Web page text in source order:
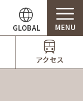
MENU
GLOBAL
アクセス